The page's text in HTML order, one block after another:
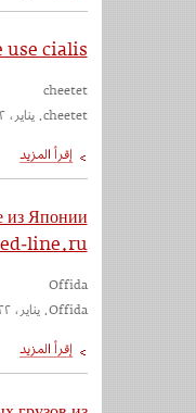
use cialis
cheetet
cheetet. يناير، ٢٠٢٢
из Японии
line.ru
Offida
Offida. يناير، ٢٠٢٢